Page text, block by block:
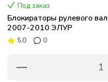
Под заказ
Блокираторы рулевого
2007-2010 ЭЛУР
5.0 0
1